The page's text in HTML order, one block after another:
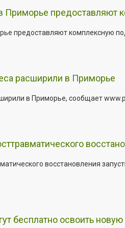
Приморье предоставляют
предоставляют комплексную
расширили в Приморье
в Приморье, сообщает
восстановления
бесплатно освоить